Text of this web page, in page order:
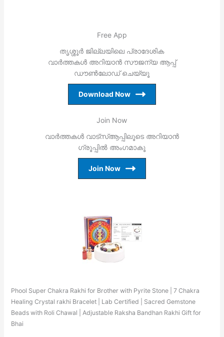
Free App
തൃശ്ശൂര്‍ ജില്ലയിലെ പ്രാദേശിക
വാര്‍ത്തകള്‍ അറിയാന്‍ സൗജന്യ ആപ്പ്
ഡൗണ്‍ലോഡ് ചെയ്യൂ
Download Now
Join Now
വാര്‍ത്തകള്‍ വാട്‌സ്ആപ്പിലൂടെ അറിയാന്‍
ഗ്രൂപ്പില്‍ അംഗമാകൂ
Join Now
Phool Super Chakra Rakhi for Brother with Pyrite Stone | 7 Chakra
Healing Crystal rakhi Bracelet | Lab Certified | Sacred Gemstone
Beads with Roli Chawal | Adjustable Raksha Bandhan Rakhi Gift for
Bhai